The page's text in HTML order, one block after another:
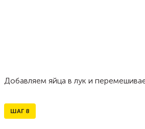
Добавляем яйца в лук и
ШАГ 8